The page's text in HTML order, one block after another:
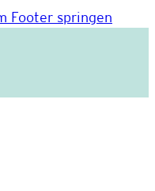
Footer springen